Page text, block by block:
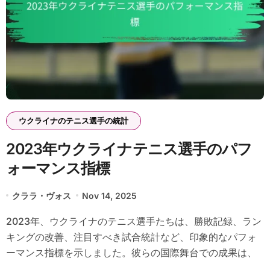
ウクライナのテニス選手の統計
2023年ウクライナテニス選手のパフ
ォーマンス指標
クララ・ヴォス Nov 14, 2025
2023年、ウクライナのテニス選手たちは、勝敗記録、ラン
キングの改善、注目すべき試合統計など、印象的なパフォ
ーマンス指標を示しました。彼らの国際舞台での成果は、